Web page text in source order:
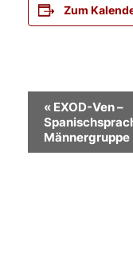
Zum
Navigation
« EXOD-Ven –
Männergruppe